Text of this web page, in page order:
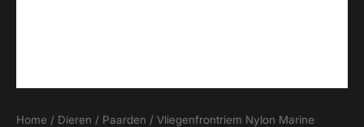
Home / Dieren / Paarden / Vliegenfrontriem Nylon Marine